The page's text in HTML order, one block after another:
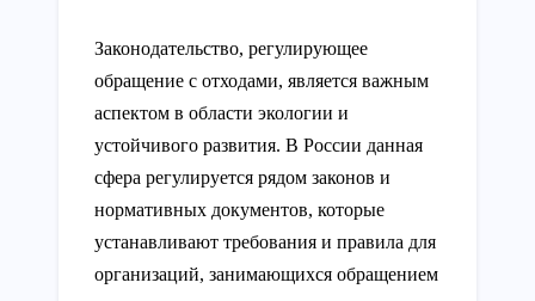
Законодательство, регулирующее
обращение с отходами, является важным
аспектом в области экологии и
устойчивого развития. В России данная
сфера регулируется рядом законов и
нормативных документов, которые
устанавливают требования и правила для
организаций, занимающихся обращением